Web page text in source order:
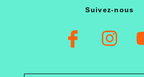
Suivez-nous